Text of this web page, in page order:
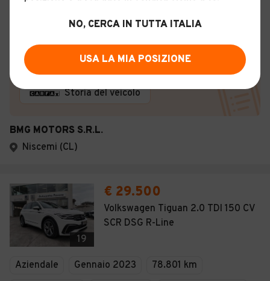
Certificazioni e Garanzie
Storia del veicolo
BMG MOTORS S.R.L.
Niscemi (CL)
19
€ 29.500
Volkswagen Tiguan 2.0 TDI 150 CV
SCR DSG R-Line
Aziendale Gennaio 2023
78.801 km
NO, CERCA IN TUTTA ITALIA
USA LA MIA POSIZIONE